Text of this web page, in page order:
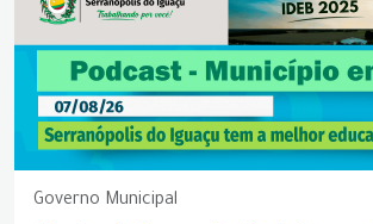
Governo Municipal